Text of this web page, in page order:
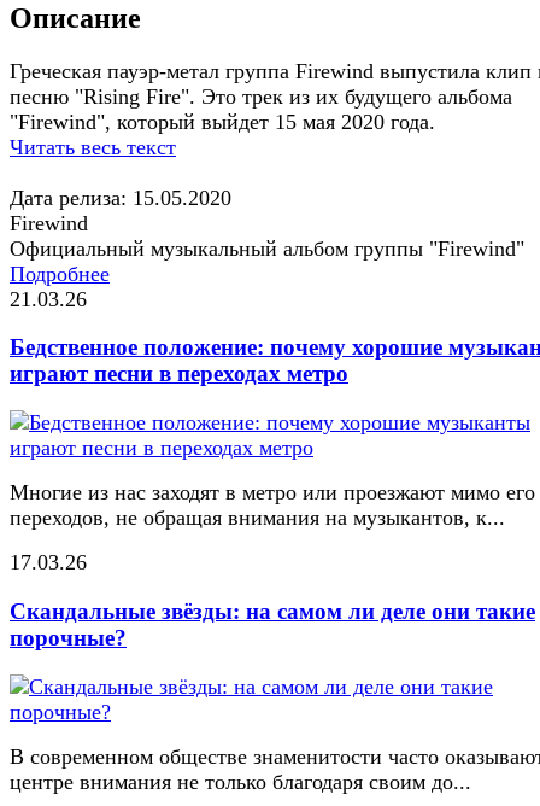
Описание
Греческая пауэр-метал группа Firewind выпустила клип
песню "Rising Fire". Это трек из их будущего альбома
"Firewind", который выйдет 15 мая 2020 года.
Читать весь текст
Дата релиза: 15.05.2020
Firewind
Официальный музыкальный альбом группы "Firewind"
Подробнее
21.03.26
Бедственное положение: почему хорошие
играют песни в переходах метро
Многие из нас заходят в метро или проезжают мимо его
переходов, не обращая внимания на музыкантов, к...
17.03.26
Скандальные звёзды: на самом ли деле они такие
порочные?
В современном обществе знаменитости часто
центре внимания не только благодаря своим до...